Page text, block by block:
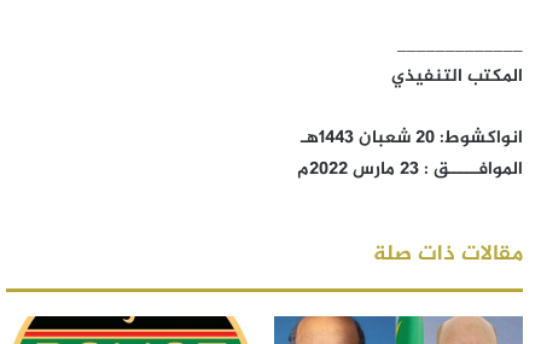
_____________
المكتب التنفيذي
انواكشوط: 20 شعبان 1443هـ
الموافـــــق : 23 مارس 2022م
مقالات ذات صلة